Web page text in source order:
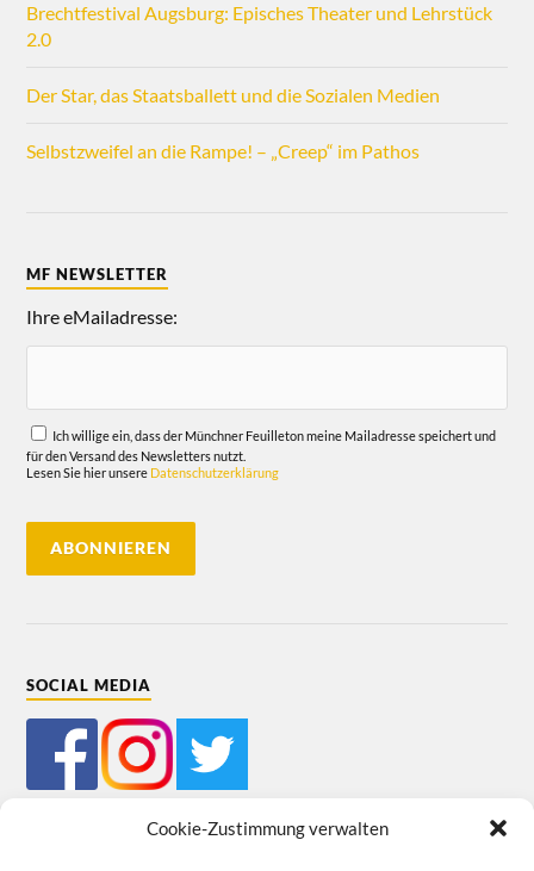
Cookie-Zustimmung verwalten
Brechtfestival Augsburg: Episches Theater und Lehrstück
2.0
Der Star, das Staatsballett und die Sozialen Medien
Selbstzweifel an die Rampe! – „Creep“ im Pathos
MF NEWSLETTER
Ihre eMailadresse:
Ich willige ein, dass der Münchner Feuilleton meine Mailadresse speichert und
für den Versand des Newsletters nutzt.
Lesen Sie hier unsere Datenschutzerklärung
SOCIAL MEDIA